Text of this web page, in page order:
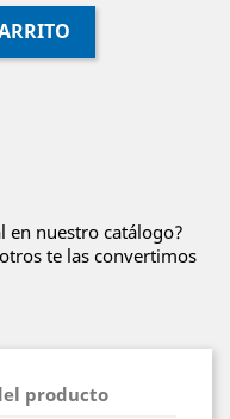
en nuestro catálogo?
te las convertimos
producto